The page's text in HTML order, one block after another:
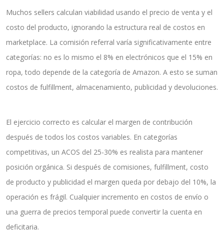
Muchos sellers calculan viabilidad usando el precio de venta y el
costo del producto, ignorando la estructura real de costos en
marketplace. La comisión referral varía significativamente entre
categorías: no es lo mismo el 8% en electrónicos que el 15% en
ropa, todo depende de la categoría de Amazon. A esto se suman
costos de fulfillment, almacenamiento, publicidad y devoluciones.
El ejercicio correcto es calcular el margen de contribución
después de todos los costos variables. En categorías
competitivas, un ACOS del 25-30% es realista para mantener
posición orgánica. Si después de comisiones, fulfillment, costo
de producto y publicidad el margen queda por debajo del 10%, la
operación es frágil. Cualquier incremento en costos de envío o
una guerra de precios temporal puede convertir la cuenta en
deficitaria.